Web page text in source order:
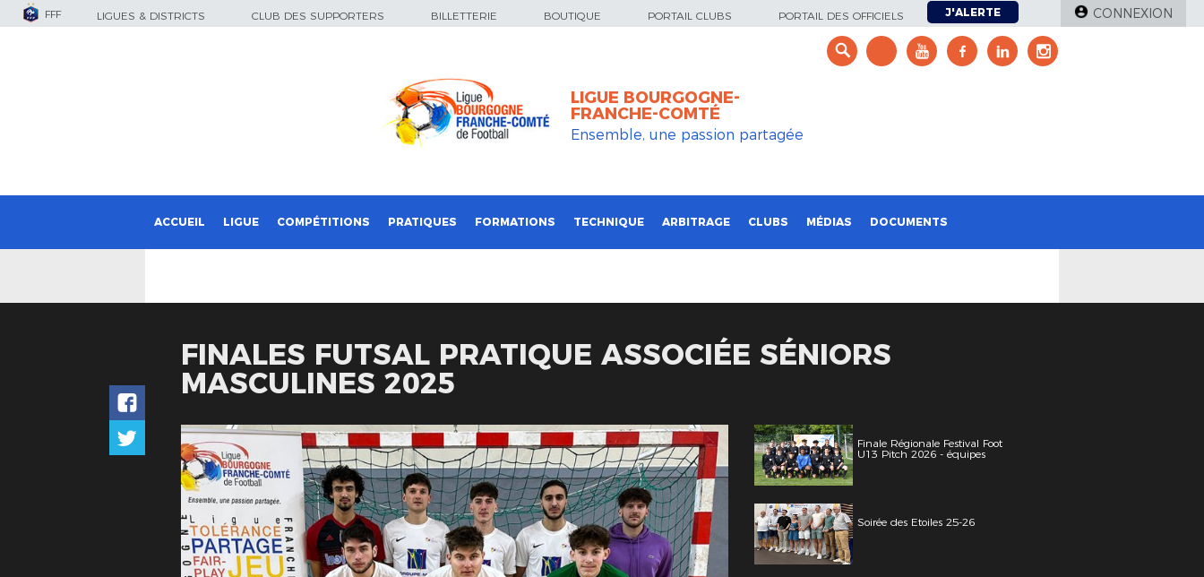
FFF LIGUES & DISTRICTS CLUB DES SUPPORTERS BILLETTERIE BOUTIQUE PORTAIL CLUBS PORTAIL DES OFFICIELS J'ALERTE CONNEXION
LIGUE BOURGOGNE-
FRANCHE-COMTÉ
Ensemble, une passion partagée
ACCUEIL LIGUE COMPÉTITIONS PRATIQUES FORMATIONS TECHNIQUE ARBITRAGE CLUBS MÉDIAS DOCUMENTS
FINALES FUTSAL PRATIQUE ASSOCIÉE SÉNIORS
MASCULINES 2025
Finale Régionale Festival Foot
U13 Pitch 2026 - équipes
Soirée des Etoiles 25-26